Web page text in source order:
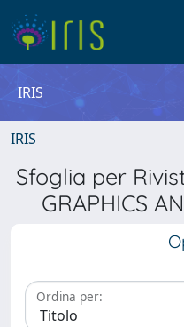
IRIS
IRIS
Sfoglia per
GRAPHICS
Ordina per: